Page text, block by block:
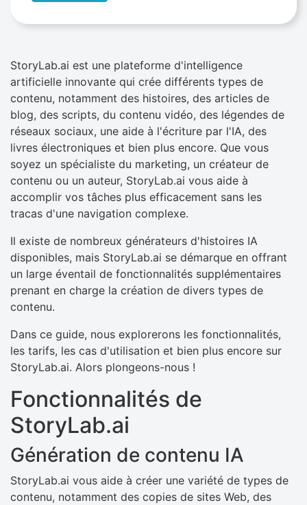
StoryLab.ai est une plateforme d'intelligence
artificielle innovante qui crée différents types de
contenu, notamment des histoires, des articles de
blog, des scripts, du contenu vidéo, des légendes de
réseaux sociaux, une aide à l'écriture par l'IA, des
livres électroniques et bien plus encore. Que vous
soyez un spécialiste du marketing, un créateur de
contenu ou un auteur, StoryLab.ai vous aide à
accomplir vos tâches plus efficacement sans les
tracas d'une navigation complexe.
Il existe de nombreux générateurs d'histoires IA
disponibles, mais StoryLab.ai se démarque en offrant
un large éventail de fonctionnalités supplémentaires
prenant en charge la création de divers types de
contenu.
Dans ce guide, nous explorerons les fonctionnalités,
les tarifs, les cas d'utilisation et bien plus encore sur
StoryLab.ai. Alors plongeons-nous !
Fonctionnalités de
StoryLab.ai
Génération de contenu IA
StoryLab.ai vous aide à créer une variété de types de
contenu, notamment des copies de sites Web, des